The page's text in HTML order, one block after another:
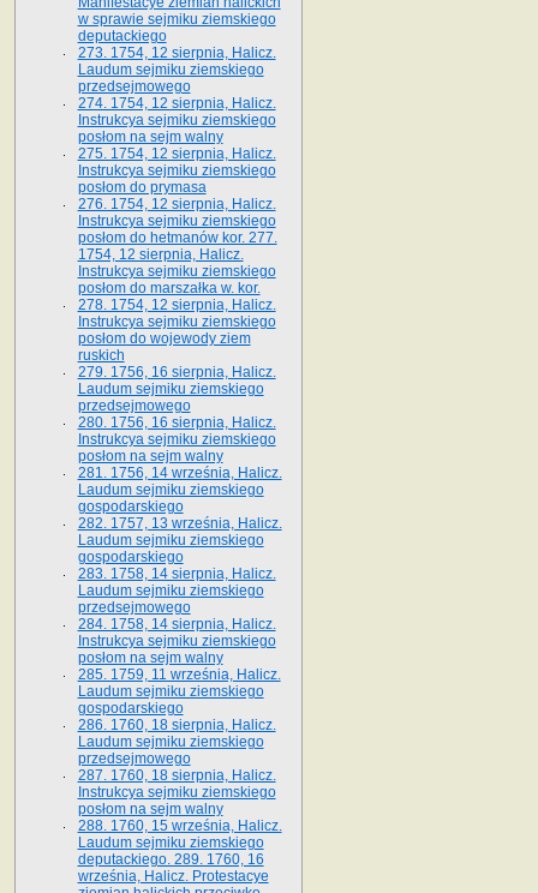
w sprawie sejmiku ziemskiego
deputackiego
273. 1754, 12 sierpnia, Halicz.
Laudum sejmiku ziemskiego
przedsejmowego
274. 1754, 12 sierpnia, Halicz.
Instrukcya sejmiku ziemskiego
posłom na sejm walny
275. 1754, 12 sierpnia, Halicz.
Instrukcya sejmiku ziemskiego
posłom do prymasa
276. 1754, 12 sierpnia, Halicz.
Instrukcya sejmiku ziemskiego
posłom do hetmanów kor. 277.
1754, 12 sierpnia, Halicz.
Instrukcya sejmiku ziemskiego
posłom do marszałka w. kor.
278. 1754, 12 sierpnia, Halicz.
Instrukcya sejmiku ziemskiego
posłom do wojewody ziem
ruskich
279. 1756, 16 sierpnia, Halicz.
Laudum sejmiku ziemskiego
przedsejmowego
280. 1756, 16 sierpnia, Halicz.
Instrukcya sejmiku ziemskiego
posłom na sejm walny
281. 1756, 14 września, Halicz.
Laudum sejmiku ziemskiego
gospodarskiego
282. 1757, 13 września, Halicz.
Laudum sejmiku ziemskiego
gospodarskiego
283. 1758, 14 sierpnia, Halicz.
Laudum sejmiku ziemskiego
przedsejmowego
284. 1758, 14 sierpnia, Halicz.
Instrukcya sejmiku ziemskiego
posłom na sejm walny
285. 1759, 11 września, Halicz.
Laudum sejmiku ziemskiego
gospodarskiego
286. 1760, 18 sierpnia, Halicz.
Laudum sejmiku ziemskiego
przedsejmowego
287. 1760, 18 sierpnia, Halicz.
Instrukcya sejmiku ziemskiego
posłom na sejm walny
288. 1760, 15 września, Halicz.
Laudum sejmiku ziemskiego
deputackiego. 289. 1760, 16
września, Halicz. Protestacye